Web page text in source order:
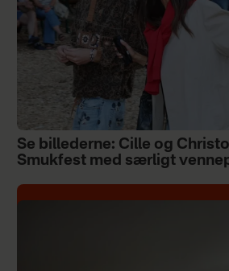
Se billederne: Cille og
Smukfest med særligt